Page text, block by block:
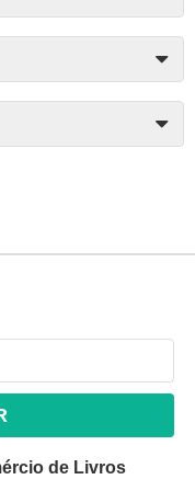
de Livros